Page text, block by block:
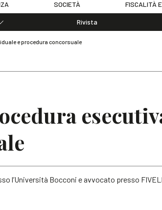
SOCIETÀ FISCALITÀ
Rivista
e procedura concorsuale
l’Università Bocconi e avvocato presso